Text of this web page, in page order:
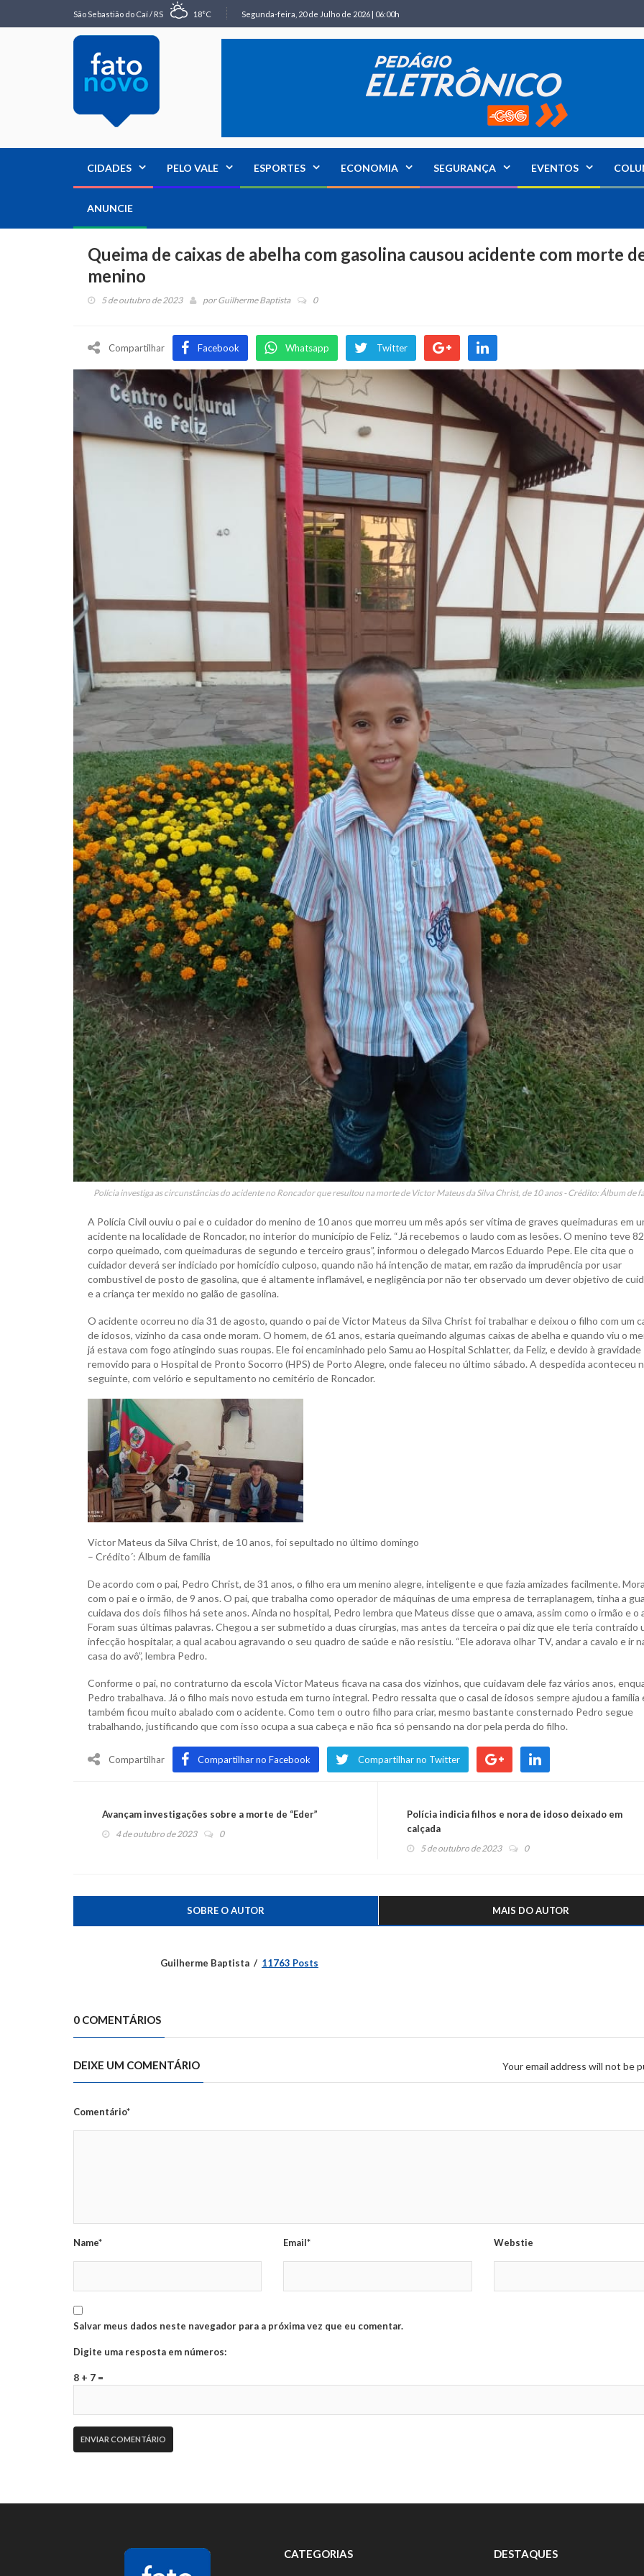
São Sebastião do Caí / RS 18°C Segunda-feira, 20 de Julho de 2026 | 06:00h
CIDADES PELO VALE ESPORTES ECONOMIA SEGURANÇA EVENTOS
ANUNCIE
Queima de caixas de abelha com gasolina causou acidente com morte
menino
5 de outubro de 2023 porGuilherme Baptista 0
Compartilhar Facebook Whatsapp Twitter
Polícia investiga as circunstâncias do acidente no Roncador que resultou na morte de Victor Mateus da Silva Christ, de 10 anos - Crédito: Álbum de
A Polícia Civil ouviu o pai e o cuidador do menino de 10 anos que morreu um mês após ser vítima de graves queimaduras em
acidente na localidade de Roncador, no interior do município de Feliz. “Já recebemos o laudo com as lesões. O menino teve
corpo queimado, com queimaduras de segundo e terceiro graus”, informou o delegado Marcos Eduardo Pepe. Ele cita que o
cuidador deverá ser indiciado por homicídio culposo, quando não há intenção de matar, em razão da imprudência por usar
combustível de posto de gasolina, que é altamente inflamável, e negligência por não ter observado um dever objetivo de
e a criança ter mexido no galão de gasolina.
O acidente ocorreu no dia 31 de agosto, quando o pai de Victor Mateus da Silva Christ foi trabalhar e deixou o filho com um
de idosos, vizinho da casa onde moram. O homem, de 61 anos, estaria queimando algumas caixas de abelha e quando viu o
já estava com fogo atingindo suas roupas. Ele foi encaminhado pelo Samu ao Hospital Schlatter, da Feliz, e devido à gravidade
removido para o Hospital de Pronto Socorro (HPS) de Porto Alegre, onde faleceu no último sábado. A despedida aconteceu
seguinte, com velório e sepultamento no cemitério de Roncador.
Victor Mateus da Silva Christ, de 10 anos, foi sepultado no último domingo
– Crédito´: Álbum de família
De acordo com o pai, Pedro Christ, de 31 anos, o filho era um menino alegre, inteligente e que fazia amizades facilmente.
com o pai e o irmão, de 9 anos. O pai, que trabalha como operador de máquinas de uma empresa de terraplanagem, tinha a
cuidava dos dois filhos há sete anos. Ainda no hospital, Pedro lembra que Mateus disse que o amava, assim como o irmão e o
Foram suas últimas palavras. Chegou a ser submetido a duas cirurgias, mas antes da terceira o pai diz que ele teria contraído
infecção hospitalar, a qual acabou agravando o seu quadro de saúde e não resistiu. “Ele adorava olhar TV, andar a cavalo e ir
casa do avô”, lembra Pedro.
Conforme o pai, no contraturno da escola Victor Mateus ficava na casa dos vizinhos, que cuidavam dele faz vários anos,
Pedro trabalhava. Já o filho mais novo estuda em turno integral. Pedro ressalta que o casal de idosos sempre ajudou a família
também ficou muito abalado com o acidente. Como tem o outro filho para criar, mesmo bastante consternado Pedro segue
trabalhando, justificando que com isso ocupa a sua cabeça e não fica só pensando na dor pela perda do filho.
Compartilhar Compartilhar no Facebook Compartilhar no Twitter
Avançam investigações sobre a morte de “Eder”
4 de outubro de 2023 0
Polícia indicia filhos e nora de idoso deixado em
calçada
5 de outubro de 2023 0
SOBRE O AUTOR MAIS DO AUTOR
Guilherme Baptista 11763 Posts
0 COMENTÁRIOS
DEIXE UM COMENTÁRIO Your email address will not be
Comentário*
Name* Email* Webstie
Salvar meus dados neste navegador para a próxima vez que eu comentar.
Digite uma resposta em números:
8 + 7 =
CATEGORIAS DESTAQUES